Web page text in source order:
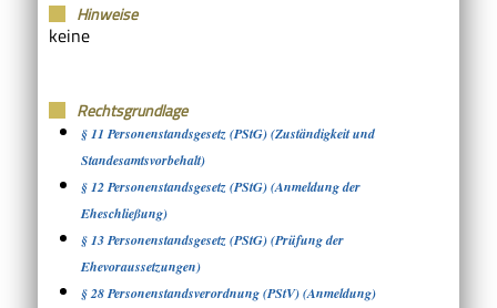
Hinweise
keine
Rechtsgrundlage
§ 11 Personenstandsgesetz (PStG) (Zuständigkeit und
Standesamtsvorbehalt)
§ 12 Personenstandsgesetz (PStG) (Anmeldung der
Eheschließung)
§ 13 Personenstandsgesetz (PStG) (Prüfung der
Ehevoraussetzungen)
§ 28 Personenstandsverordnung (PStV) (Anmeldung)